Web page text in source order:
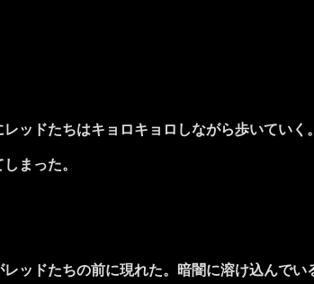
ッドたちはキョロキョロしながら歩いていく。
まった。
ッドたちの前に現れた。暗闇に溶け込んで